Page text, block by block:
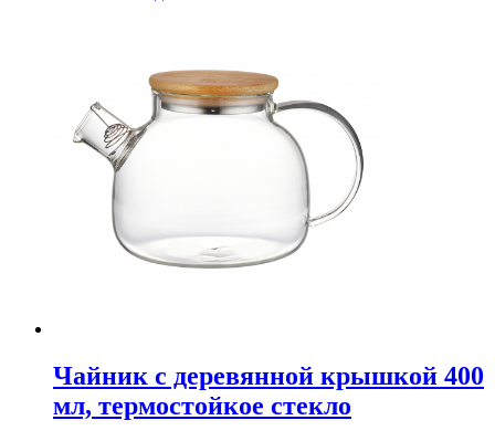
Чайник с деревянной крышкой 400
мл, термостойкое стекло